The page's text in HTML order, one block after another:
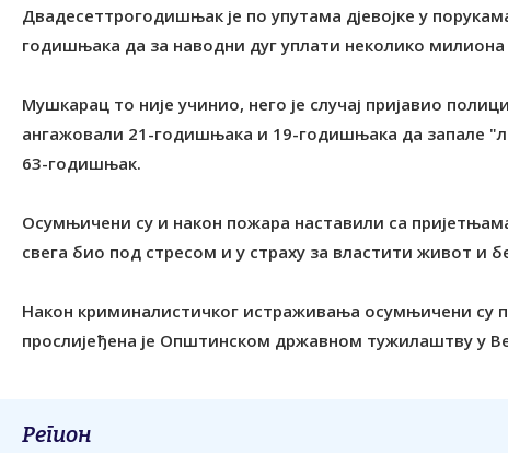
Двадесеттрогодишњак је по упутама дјевојке у
годишњака да за наводни дуг уплати неколико
Мушкарац то није учинио, него је случај пријавио
ангажовали 21-годишњака и 19-годишњака да запале
63-годишњак.
Осумњичени су и након пожара наставили са
свега био под стресом и у страху за властити живот и
Након криминалистичког истраживања осумњичени су
прослијеђена је Општинском државном тужилаштву у
Регион